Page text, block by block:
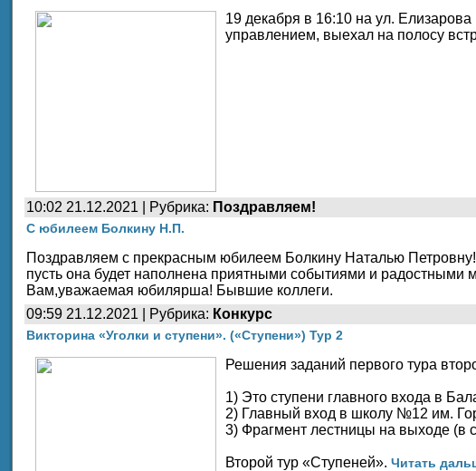
19 декабря в 16:10 на ул.
управлением, выехал на полосу
10:02 21.12.2021 | Рубрика: Поздравляем!
С юбилеем Болкину Н.П.
Поздравляем с прекрасным юбилеем Болкину Наталью
пусть она будет наполнена приятными событиями и
Вам,уважаемая юбилярша! Бывшие коллеги.
09:59 21.12.2021 | Рубрика: Конкурс
Викторина «Уголки и ступени». («Ступени») Тур 2
Решения заданий первого тура
1) Это ступени главного входа в
2) Главный вход в школу №12 им.
3) Фрагмент лестницы на выходе (в
Второй тур «Ступеней». Читать